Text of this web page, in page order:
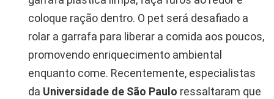
coloque ração dentro. O pet será desafiado a
rolar a garrafa para liberar a comida aos poucos,
promovendo enriquecimento ambiental
enquanto come. Recentemente, especialistas
da Universidade de São Paulo ressaltaram que